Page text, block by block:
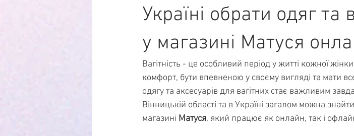
Україні обрати одяг та
у магазині Матуся
Вагітність - це особливий період у житті кожної
комфорт, бути впевненою у своєму вигляді та мати
одягу та аксесуарів для вагітних стає важливим
Вінницькій області та в Україні загалом можна
магазині Матуся, який працює як онлайн, так і